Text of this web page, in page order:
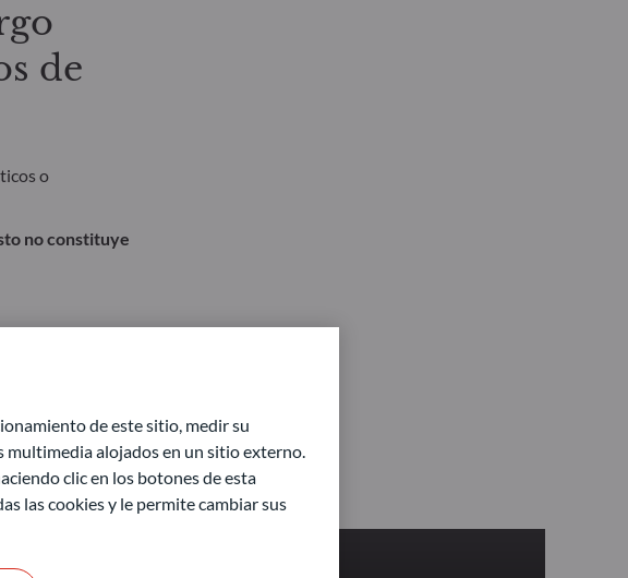
de
o
no constituye
de este sitio, medir su
alojados en un sitio externo.
clic en los botones de esta
las cookies y le permite cambiar sus